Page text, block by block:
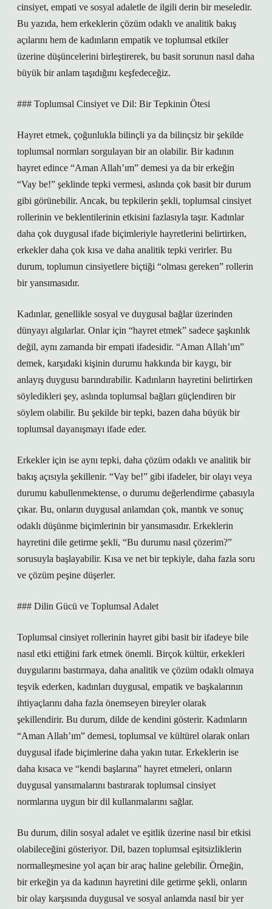
cinsiyet, empati ve sosyal adaletle de ilgili derin bir meseledir.
Bu yazıda, hem erkeklerin çözüm odaklı ve analitik bakış
açılarını hem de kadınların empatik ve toplumsal etkiler
üzerine düşüncelerini birleştirerek, bu basit sorunun nasıl daha
büyük bir anlam taşıdığını keşfedeceğiz.
### Toplumsal Cinsiyet ve Dil: Bir Tepkinin Ötesi
Hayret etmek, çoğunlukla bilinçli ya da bilinçsiz bir şekilde
toplumsal normları sorgulayan bir an olabilir. Bir kadının
hayret edince “Aman Allah’ım” demesi ya da bir erkeğin
“Vay be!” şeklinde tepki vermesi, aslında çok basit bir durum
gibi görünebilir. Ancak, bu tepkilerin şekli, toplumsal cinsiyet
rollerinin ve beklentilerinin etkisini fazlasıyla taşır. Kadınlar
daha çok duygusal ifade biçimleriyle hayretlerini belirtirken,
erkekler daha çok kısa ve daha analitik tepki verirler. Bu
durum, toplumun cinsiyetlere biçtiği “olması gereken” rollerin
bir yansımasıdır.
Kadınlar, genellikle sosyal ve duygusal bağlar üzerinden
dünyayı algılarlar. Onlar için “hayret etmek” sadece şaşkınlık
değil, aynı zamanda bir empati ifadesidir. “Aman Allah’ım”
demek, karşıdaki kişinin durumu hakkında bir kaygı, bir
anlayış duygusu barındırabilir. Kadınların hayretini belirtirken
söyledikleri şey, aslında toplumsal bağları güçlendiren bir
söylem olabilir. Bu şekilde bir tepki, bazen daha büyük bir
toplumsal dayanışmayı ifade eder.
Erkekler için ise aynı tepki, daha çözüm odaklı ve analitik bir
bakış açısıyla şekillenir. “Vay be!” gibi ifadeler, bir olayı veya
durumu kabullenmektense, o durumu değerlendirme çabasıyla
çıkar. Bu, onların duygusal anlamdan çok, mantık ve sonuç
odaklı düşünme biçimlerinin bir yansımasıdır. Erkeklerin
hayretini dile getirme şekli, “Bu durumu nasıl çözerim?”
sorusuyla başlayabilir. Kısa ve net bir tepkiyle, daha fazla soru
ve çözüm peşine düşerler.
### Dilin Gücü ve Toplumsal Adalet
Toplumsal cinsiyet rollerinin hayret gibi basit bir ifadeye bile
nasıl etki ettiğini fark etmek önemli. Birçok kültür, erkekleri
duygularını bastırmaya, daha analitik ve çözüm odaklı olmaya
teşvik ederken, kadınları duygusal, empatik ve başkalarının
ihtiyaçlarını daha fazla önemseyen bireyler olarak
şekillendirir. Bu durum, dilde de kendini gösterir. Kadınların
“Aman Allah’ım” demesi, toplumsal ve kültürel olarak onları
duygusal ifade biçimlerine daha yakın tutar. Erkeklerin ise
daha kısaca ve “kendi başlarına” hayret etmeleri, onların
duygusal yansımalarını bastırarak toplumsal cinsiyet
normlarına uygun bir dil kullanmalarını sağlar.
Bu durum, dilin sosyal adalet ve eşitlik üzerine nasıl bir etkisi
olabileceğini gösteriyor. Dil, bazen toplumsal eşitsizliklerin
normalleşmesine yol açan bir araç haline gelebilir. Örneğin,
bir erkeğin ya da kadının hayretini dile getirme şekli, onların
bir olay karşısında duygusal ve sosyal anlamda nasıl bir yer